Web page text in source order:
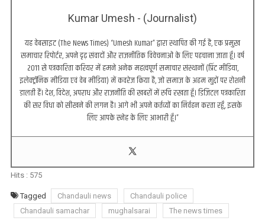
Kumar Umesh - (Journalist)
यह वेबसाइट (The News Times) “Umesh Kumar” द्वारा स्थापित की गई है, एक प्रमुख
समाचार रिपोर्टर, अपने दृढ़ संवादों और राजनीतिक विवेचनाओं के लिए पहचाना जाता हूँ। वर्ष
2011 से पत्रकारिता करियर में हमने अनेक महत्वपूर्ण समाचार संस्थानों (प्रिंट मीडिया,
इलेक्ट्रॉनिक मीडिया एवं वेब मीडिया) में कवरेज किया है, जो समाज के अहम मुद्दों पर रोशनी
डालती हैं। देश, विदेश, अपराध और राजनीति की खबरों में रुचि रखता हूँ। डिजिटल पत्रकारिता
की सर विधा को सीखने की लगन है। आगे भी अपने कर्तव्यों का निर्वहन करता रहूँ, इसके
लिए आपके स्नेह के लिए आभारी हूँ।”
Hits : 575
Tagged Chandauli news
Chandauli police
Chandauli samachar
mughalsarai The news times